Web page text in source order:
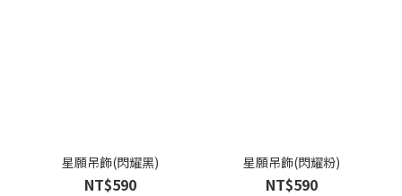
星願吊飾(閃耀黑)
NT$590
星願吊飾(閃耀粉)
NT$590